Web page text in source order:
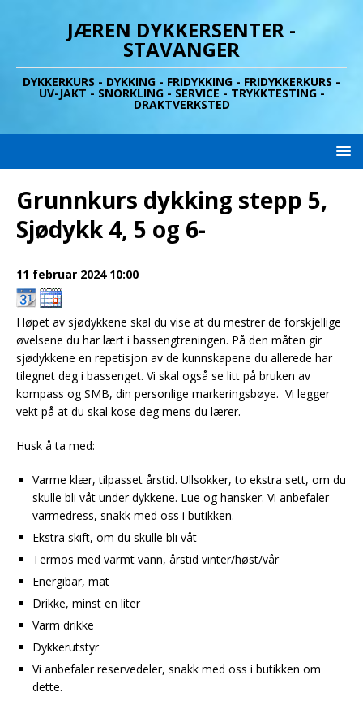
JÆREN DYKKERSENTER -
STAVANGER
DYKKERKURS - DYKKING - FRIDYKKING - FRIDYKKERKURS -
UV-JAKT - SNORKLING - SERVICE - TRYKKTESTING -
DRAKTVERKSTED
Grunnkurs dykking stepp 5,
Sjødykk 4, 5 og 6-
11 februar 202410:00
I løpet av sjødykkene skal du vise at du mestrer de forskjellige
øvelsene du har lært i bassengtreningen. På den måten gir
sjødykkene en repetisjon av de kunnskapene du allerede har
tilegnet deg i bassenget. Vi skal også se litt på bruken av
kompass og SMB, din personlige markeringsbøye. Vi legger
vekt på at du skal kose deg mens du lærer.
Husk å ta med:
Varme klær, tilpasset årstid. Ullsokker, to ekstra sett, om du
skulle bli våt under dykkene. Lue og hansker. Vi anbefaler
varmedress, snakk med oss i butikken.
Ekstra skift, om du skulle bli våt
Termos med varmt vann, årstid vinter/høst/vår
Energibar, mat
Drikke, minst en liter
Varm drikke
Dykkerutstyr
Vi anbefaler reservedeler, snakk med oss i butikken om
dette.